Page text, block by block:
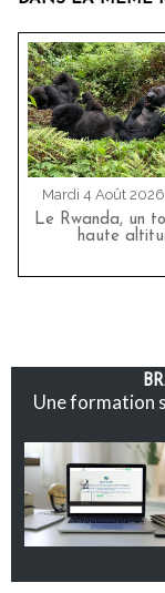
Mardi 4 Août
Le Rwanda, un
haute
Une formation